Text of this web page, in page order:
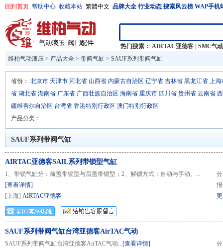
回到首页 帮助中心 收藏本站 繁體中文 品牌大全 行业动态 搜索风云榜 WAP手机
热门搜索： AIRTAC亚德客
SMC气动
维柏气动液压 > 产品大全 > 带阀气缸 > SAUF系列带阀气缸
省份： 北京市 天津市 河北省 山西省 内蒙古自治区 辽宁省 吉林省 黑龙江省 上海
省 湖北省 湖南省 广东省 广西壮族自治区 海南省 重庆市 四川省 贵州省 云南省
疆维吾尔自治区 台湾省 香港特别行政区 澳门特别行政区
产品分类：
SAUF系列带阀气缸
AIRTAC亚德客SAIL系列带锁型气缸
1、带锁气缸分：前盖带锁型与后盖带锁型；2、解锁方式：自动与手动。...
[查看详情]
[上海] AIRTAC亚德客
SAUF系列带阀气缸台湾亚德客AirTAC气动
SAUF系列带阀气缸台湾亚德客AirTAC气动...[查看详情]